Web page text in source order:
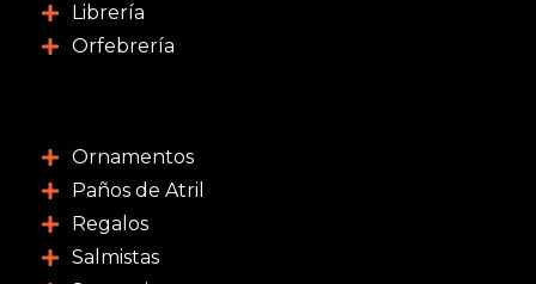
Librería
Orfebrería
Ornamentos
Paños de Atril
Regalos
Salmistas